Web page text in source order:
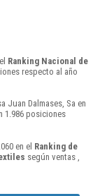
Ranking Nacional de
respecto al año
Juan Dalmases, Sa en
1.986 posiciones
en el Ranking de
según ventas ,